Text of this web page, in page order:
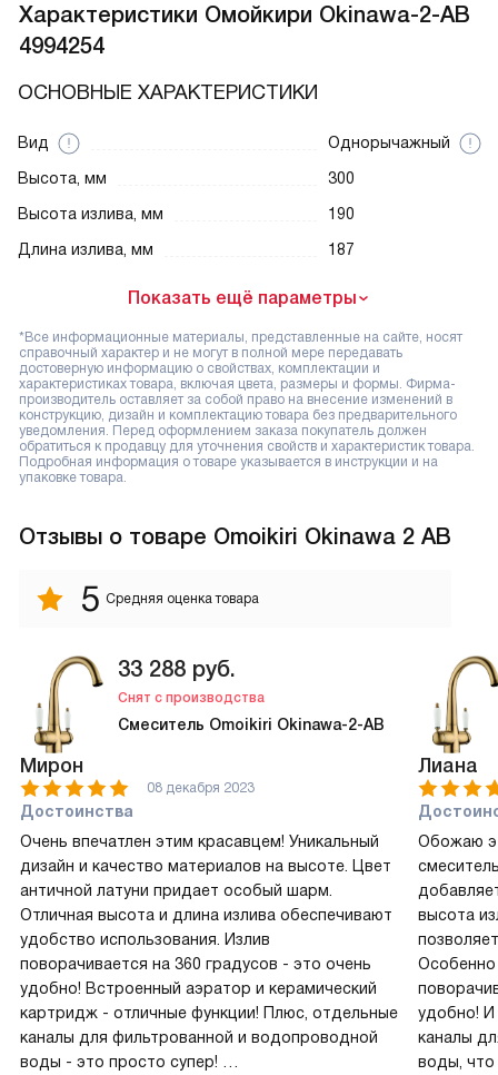
Характеристики Омойкири Okinawa-2-AB
4994254
ОСНОВНЫЕ ХАРАКТЕРИСТИКИ
Вид
Однорычажный
Высота, мм
300
Высота излива, мм
190
Длина излива, мм
187
Показать ещё параметры
*Все информационные материалы, представленные на сайте, носят
справочный характер и не могут в полной мере передавать
достоверную информацию о свойствах, комплектации и
характеристиках товара, включая цвета, размеры и формы. Фирма-
производитель оставляет за собой право на внесение изменений в
конструкцию, дизайн и комплектацию товара без предварительного
уведомления. Перед оформлением заказа покупатель должен
обратиться к продавцу для уточнения свойств и характеристик товара.
Подробная информация о товаре указывается в инструкции и на
упаковке товара.
Отзывы о товаре Omoikiri Okinawa 2 AB
5 Средняя оценка товара
33 288 руб.
Снят с производства
Смеситель Omoikiri Okinawa-2-AB
Мирон
08 декабря 2023
Достоинства
Очень впечатлен этим красавцем! Уникальный
дизайн и качество материалов на высоте. Цвет
античной латуни придает особый шарм.
Отличная высота и длина излива обеспечивают
удобство использования. Излив
поворачивается на 360 градусов - это очень
удобно! Встроенный аэратор и керамический
картридж - отличные функции! Плюс, отдельные
каналы для фильтрованной и водопроводной
воды - это просто супер!
Лиана
Обожаю
высота
Особенно
удобно! И
каналы
воды,